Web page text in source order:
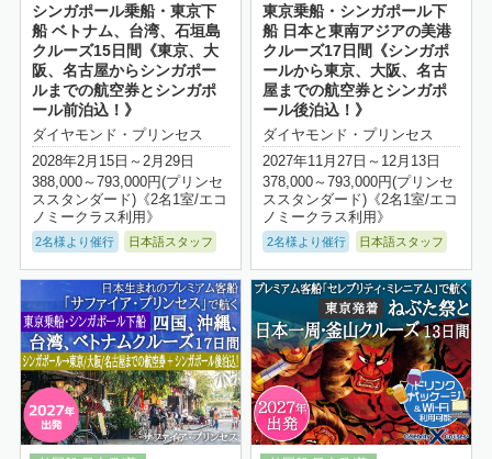
シンガポール乗船・東京下
船 ベトナム、台湾、石垣島
クルーズ15日間《東京、大
阪、名古屋からシンガポー
ルまでの航空券とシンガポ
ール前泊込！》
ダイヤモンド・プリンセス
2028年2月15日～2月29日
388,000～793,000円(プリンセ
ススタンダード)《2名1室/エコ
ノミークラス利用》
2名様より催行 日本語スタッフ
東京乗船・シンガポール下
船 日本と東南アジアの美港
クルーズ17日間《シンガポ
ールから東京、大阪、名古
屋までの航空券とシンガポ
ール後泊込！》
ダイヤモンド・プリンセス
2027年11月27日～12月13日
378,000～793,000円(プリンセ
ススタンダード)《2名1室/エコ
ノミークラス利用》
2名様より催行 日本語スタッフ
詳細はこちら